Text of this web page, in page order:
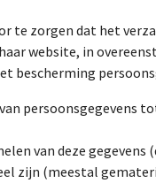
te zorgen dat het
website, in
bescherming
persoonsgegevens
van deze gegevens
zijn (meestal